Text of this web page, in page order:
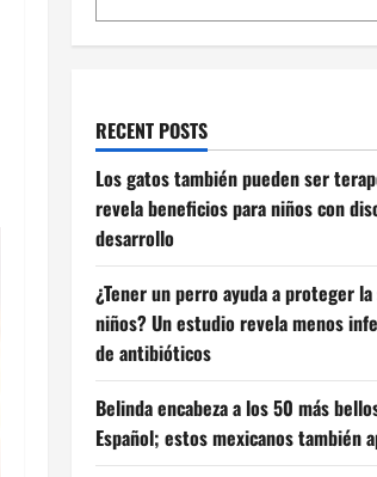
RECENT POSTS
Los gatos también pueden ser
revela beneficios para niños con
desarrollo
¿Tener un perro ayuda a proteger
niños? Un estudio revela menos
de antibióticos
Belinda encabeza a los 50 más
Español; estos mexicanos también